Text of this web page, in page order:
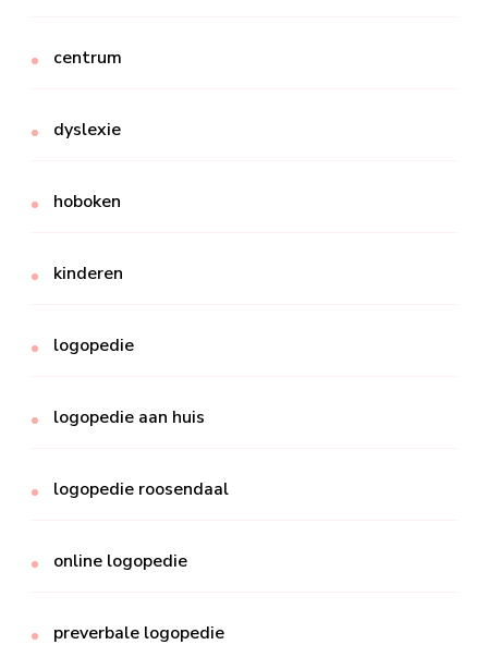
centrum
dyslexie
hoboken
kinderen
logopedie
logopedie aan huis
logopedie roosendaal
online logopedie
preverbale logopedie